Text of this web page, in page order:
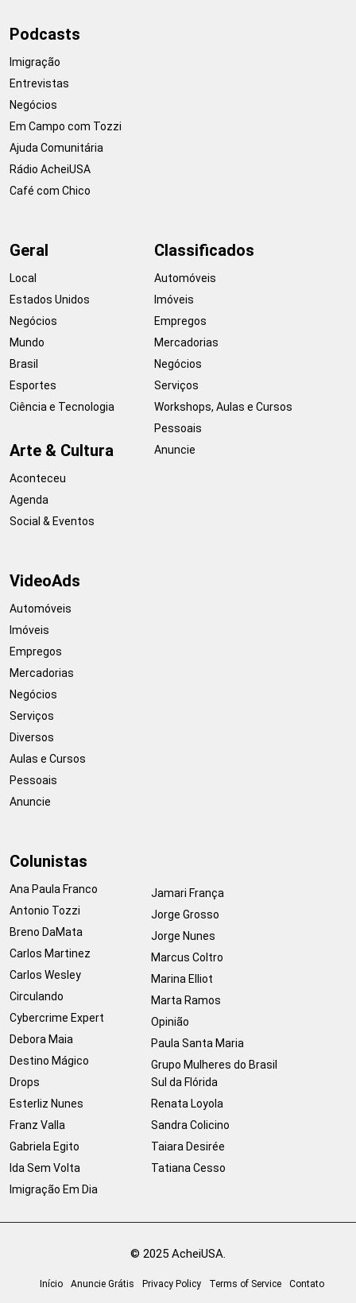
Podcasts
Imigração
Entrevistas
Negócios
Em Campo com Tozzi
Ajuda Comunitária
Rádio AcheiUSA
Café com Chico
Geral
Local
Estados Unidos
Negócios
Mundo
Brasil
Esportes
Ciência e Tecnologia
Arte & Cultura
Aconteceu
Agenda
Social & Eventos
Classificados
Automóveis
Imóveis
Empregos
Mercadorias
Negócios
Serviços
Workshops, Aulas e Cursos
Pessoais
Anuncie
VideoAds
Automóveis
Imóveis
Empregos
Mercadorias
Negócios
Serviços
Diversos
Aulas e Cursos
Pessoais
Anuncie
Colunistas
Ana Paula Franco
Antonio Tozzi
Breno DaMata
Carlos Martinez
Carlos Wesley
Circulando
Cybercrime Expert
Debora Maia
Destino Mágico
Drops
Esterliz Nunes
Franz Valla
Gabriela Egito
Ida Sem Volta
Imigração Em Dia
Jamari França
Jorge Grosso
Jorge Nunes
Marcus Coltro
Marina Elliot
Marta Ramos
Opinião
Paula Santa Maria
Grupo Mulheres do Brasil
Sul da Flórida
Renata Loyola
Sandra Colicino
Taiara Desirée
Tatiana Cesso
© 2025 AcheiUSA.
Início Anuncie Grátis Privacy Policy Terms of Service Contato